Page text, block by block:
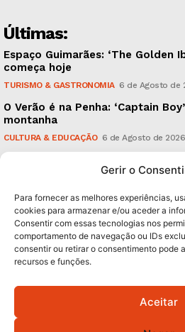
Gerir o
Para fornecer as melhores experiências,
cookies para armazenar e/ou aceder a
Consentir com essas tecnologias nos
comportamento de navegação ou IDs
consentir ou retirar o consentimento pode
recursos e funções.
Aceitar
Últimas:
Espaço Guimarães: ‘The Golden
começa hoje
TURISMO & GASTRONOMIA 6 de Agosto de
O Verão é na Penha: ‘Captain
montanha
CULTURA & EDUCAÇÃO 6 de Agosto de
em causa”, garante Ricardo
Subscreva Newsletter:
QUERO ADERIR